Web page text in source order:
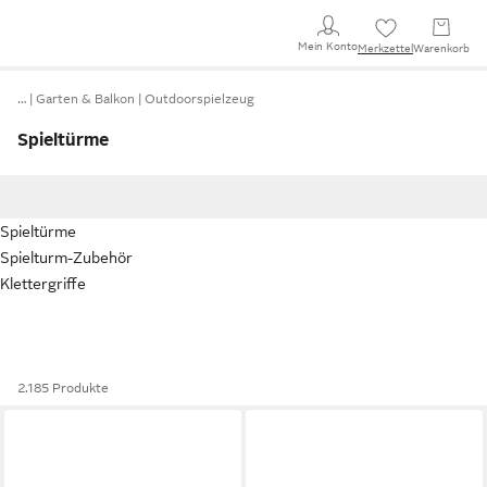
Mein KontoMerkzettel Warenkorb
… Garten & Balkon Outdoorspielzeug
Spieltürme
Spieltürme
Spielturm-Zubehör
Klettergriffe
2.185 Produkte